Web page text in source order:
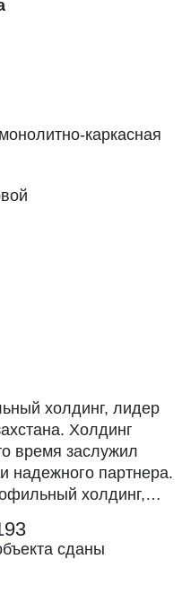
каркасная
холдинг, лидер
Холдинг
время заслужил
надежного партнера.
холдинг,
строительства,
сданы